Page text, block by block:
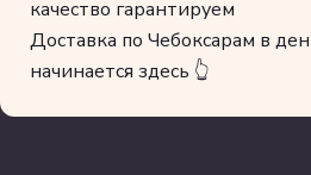
качество гарантируем
Доставка по Чебоксарам в
начинается здесь 👆